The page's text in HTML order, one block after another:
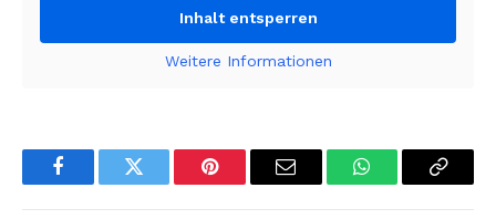
Inhalt entsperren
Weitere Informationen
FacebookTwitter Pinterest Email WhatsAppCopy